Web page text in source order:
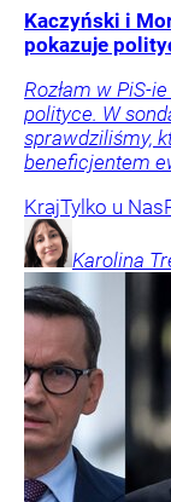
Kaczyński i
pokazuje
Rozłam w PiS-
polityce. W
sprawdziliśmy,
beneficjentem
KrajTylko u Nas
Karolina